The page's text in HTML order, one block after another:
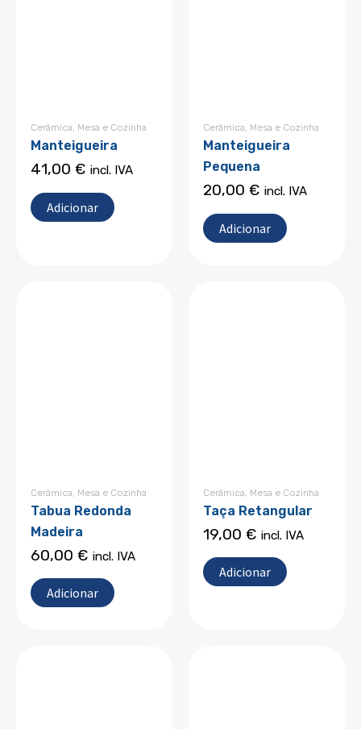
Cerâmica Mesa e Cozinha
Manteigueira
41,00 € incl. IVA
Adicionar
Cerâmica Mesa e Cozinha
Manteigueira
Pequena
20,00 € incl. IVA
Adicionar
Cerâmica Mesa e Cozinha
Tabua Redonda
Madeira
60,00 € incl. IVA
Adicionar
Cerâmica Mesa e Cozinha
Taça Retangular
19,00 € incl. IVA
Adicionar